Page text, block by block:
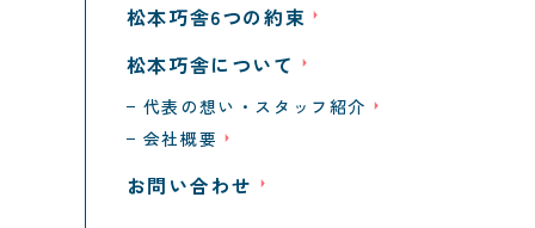
松本巧舎6つの約束
松本巧舎について
代表の想い・スタッフ紹介
会社概要
お問い合わせ